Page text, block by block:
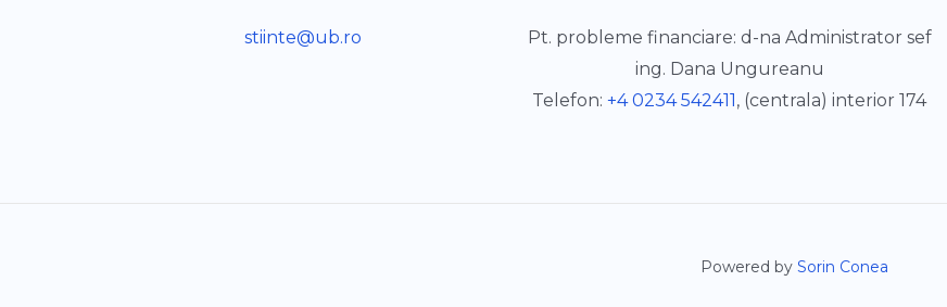
stiinte@ub.ro
Pt. probleme financiare: d-na Administrator sef
ing. Dana Ungureanu
Telefon:+4 0234 542411, (centrala) interior 174
Powered bySorin Conea